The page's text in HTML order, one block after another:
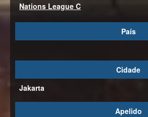
Nations League C
País
Cidade
Jakarta
Apelido